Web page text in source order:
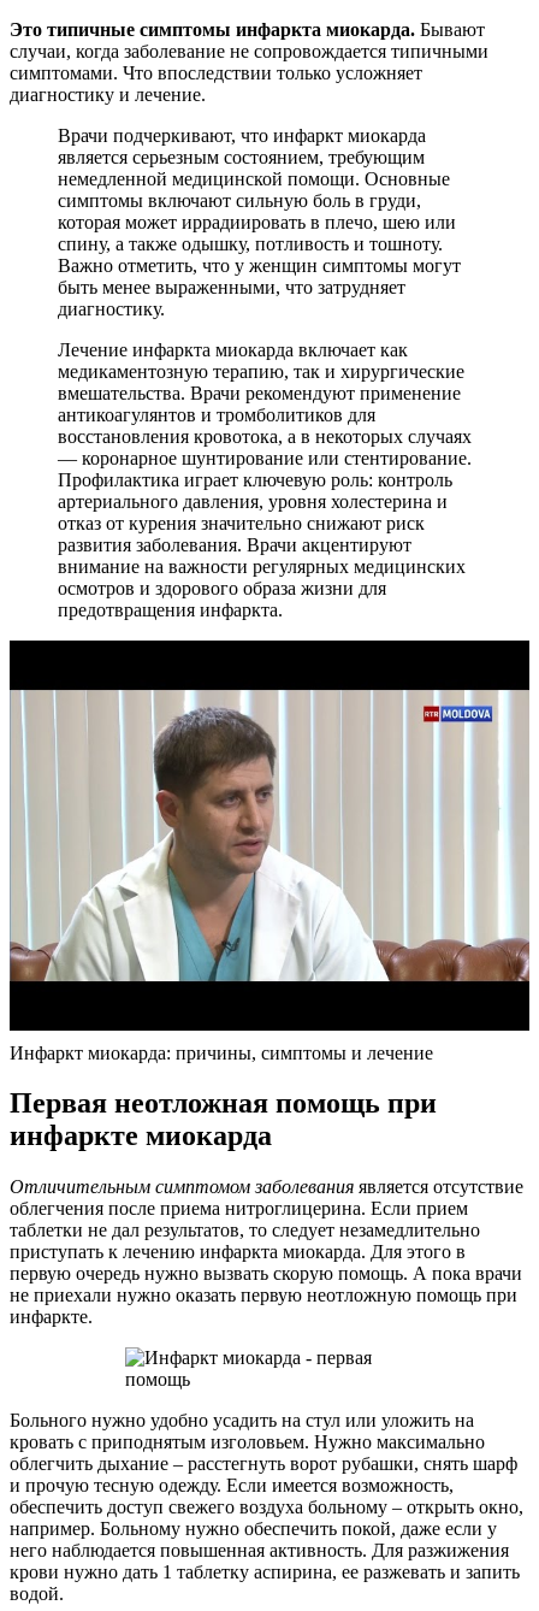
Это типичные симптомы инфаркта миокарда. Бывают
случаи, когда заболевание не сопровождается типичными
симптомами. Что впоследствии только усложняет
диагностику и лечение.
Врачи подчеркивают, что инфаркт миокарда
является серьезным состоянием, требующим
немедленной медицинской помощи. Основные
симптомы включают сильную боль в груди,
которая может иррадиировать в плечо, шею или
спину, а также одышку, потливость и тошноту.
Важно отметить, что у женщин симптомы могут
быть менее выраженными, что затрудняет
диагностику.
Лечение инфаркта миокарда включает как
медикаментозную терапию, так и хирургические
вмешательства. Врачи рекомендуют применение
антикоагулянтов и тромболитиков для
восстановления кровотока, а в некоторых случаях
— коронарное шунтирование или стентирование.
Профилактика играет ключевую роль: контроль
артериального давления, уровня холестерина и
отказ от курения значительно снижают риск
развития заболевания. Врачи акцентируют
внимание на важности регулярных медицинских
осмотров и здорового образа жизни для
предотвращения инфаркта.
Инфаркт миокарда: причины, симптомы и лечение
Первая неотложная помощь при
инфаркте миокарда
Отличительным симптомом заболевания является отсутствие
облегчения после приема нитроглицерина. Если прием
таблетки не дал результатов, то следует незамедлительно
приступать к лечению инфаркта миокарда. Для этого в
первую очередь нужно вызвать скорую помощь. А пока врачи
не приехали нужно оказать первую неотложную помощь при
инфаркте.
Больного нужно удобно усадить на стул или уложить на
кровать с приподнятым изголовьем. Нужно максимально
облегчить дыхание – расстегнуть ворот рубашки, снять шарф
и прочую тесную одежду. Если имеется возможность,
обеспечить доступ свежего воздуха больному – открыть окно,
например. Больному нужно обеспечить покой, даже если у
него наблюдается повышенная активность. Для разжижения
крови нужно дать 1 таблетку аспирина, ее разжевать и запить
водой.